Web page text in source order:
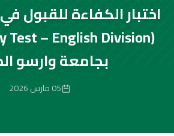
اختبار الكفاءة للقبول
بجامعة وارسو
05 مارس 2026